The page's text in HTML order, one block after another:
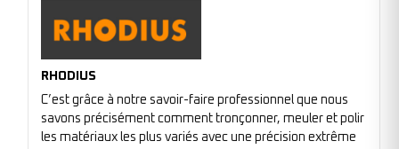
RHODIUS
C’est grâce à notre savoir-faire professionnel que nous
savons précisément comment tronçonner, meuler et polir
les matériaux les plus variés avec une précision extrême